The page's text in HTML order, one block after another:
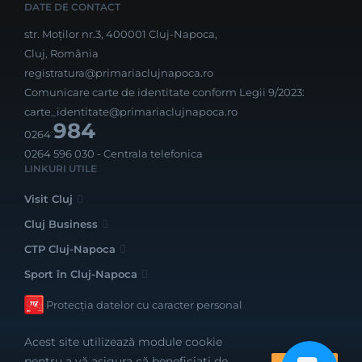
DATE DE CONTACT
str. Moților nr.3, 400001 Cluj-Napoca,
Cluj, România
registratura@primariaclujnapoca.ro
Comunicare carte de identitate conform Legii 9/2023:
carte_identitate@primariaclujnapoca.ro
0264984
0264 596 030 - Centrala telefonica
LINKURI UTILE
Visit Cluj
Cluj Business
CTP Cluj-Napoca
Sport în Cluj-Napoca
Protecția datelor cu caracter personal
Acest site utilizează module cookie